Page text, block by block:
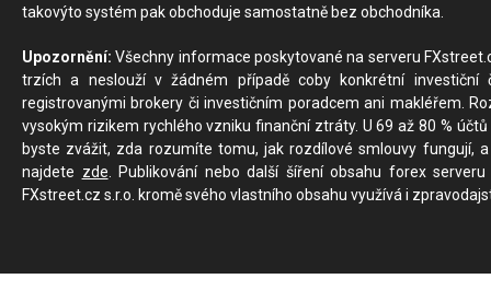
takovýto systém pak obchoduje samostatně bez obchodníka.
Upozornění: Všechny informace poskytované na serveru
trzích a neslouží v žádném případě coby konkrétní investiční
registrovanými brokery či investičním poradcem ani makléřem.
vysokým rizikem rychlého vzniku finanční ztráty. U 69 až 80 %
byste zvážit, zda rozumíte tomu, jak rozdílové smlouvy fungují,
najdete zde. Publikování nebo další šíření obsahu forex
FXstreet.cz s.r.o. kromě svého vlastního obsahu využívá i